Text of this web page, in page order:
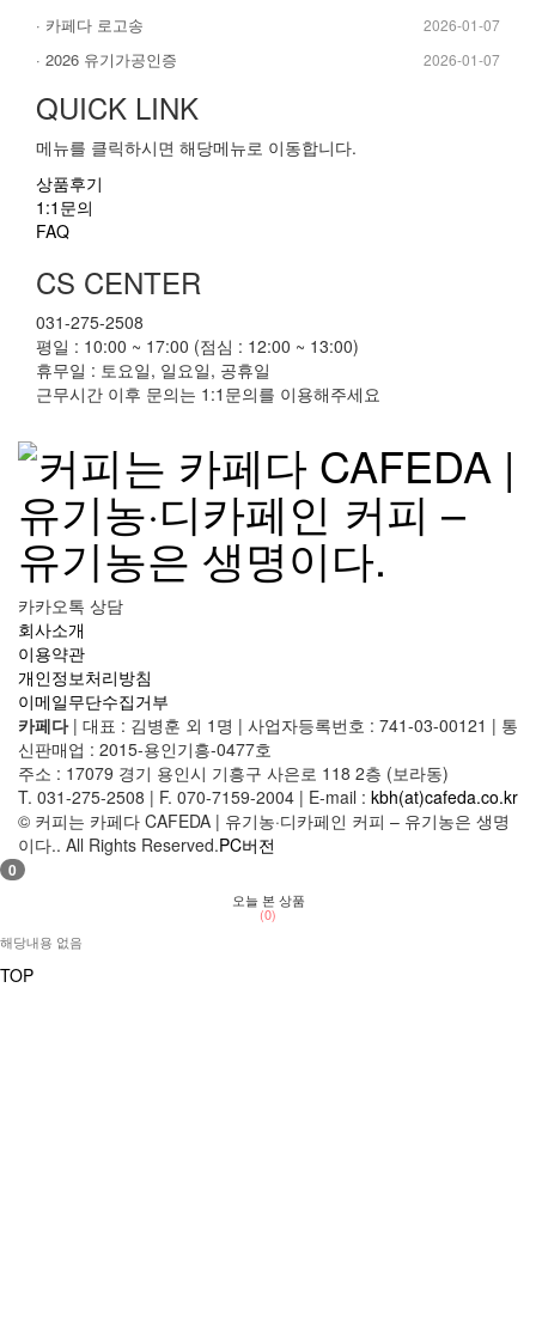
· 카페다 로고송
2026-01-07
· 2026 유기가공인증 2026-01-07
QUICK LINK
메뉴를 클릭하시면 해당메뉴로 이동합니다.
상품후기
1:1문의
FAQ
CS CENTER
031-275-2508
평일 : 10:00 ~ 17:00 (점심 : 12:00 ~ 13:00)
휴무일 : 토요일, 일요일, 공휴일
근무시간 이후 문의는 1:1문의를 이용해주세요
카카오톡 상담
회사소개
이용약관
개인정보처리방침
이메일무단수집거부
카페다 | 대표 : 김병훈 외 1명 | 사업자등록번호 : 741-03-00121 | 통
신판매업 : 2015-용인기흥-0477호
주소 : 17079 경기 용인시 기흥구 사은로 118 2층 (보라동)
T. 031-275-2508 | F. 070-7159-2004 | E-mail : kbh(at)cafeda.co.kr
© 커피는 카페다 CAFEDA | 유기농·디카페인 커피 – 유기농은 생명
이다.. All Rights Reserved.PC버전
0
오늘 본 상품
(0)
해당내용 없음
TOP